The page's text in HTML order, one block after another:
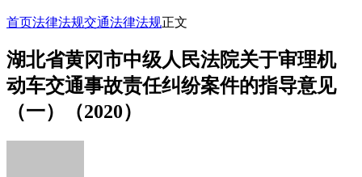
首页法律法规交通法律法规正文
湖北省黄冈市中级人民法院关于审理机
动车交通事故责任纠纷案件的指导意见
（一）（2020）